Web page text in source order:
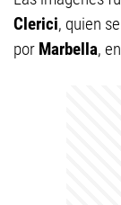
Clerici, quien
por Marbella,